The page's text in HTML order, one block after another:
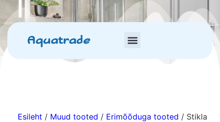
Aquatrade
Esileht / Muud tooted / Erimõõduga tooted / Stikla